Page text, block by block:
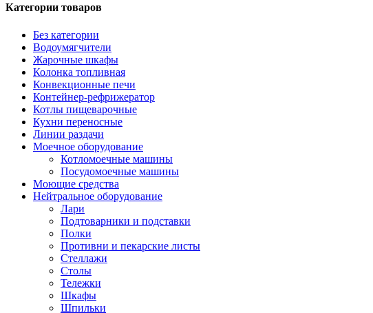
Категории товаров
Без категории
Водоумягчители
Жарочные шкафы
Колонка топливная
Конвекционные печи
Контейнер-рефрижератор
Котлы пищеварочные
Кухни переносные
Линии раздачи
Моечное оборудование
Котломоечные машины
Посудомоечные машины
Моющие средства
Нейтральное оборудование
Лари
Подтоварники и подставки
Полки
Противни и пекарские листы
Стеллажи
Столы
Тележки
Шкафы
Шпильки